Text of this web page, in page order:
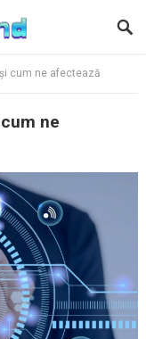
cum ne afectează
ne